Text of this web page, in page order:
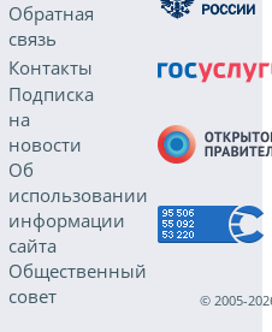
Обратная
связь
Контакты
Подписка
на
новости
Об
использовании
информации
сайта
Общественный
совет
© 2005-